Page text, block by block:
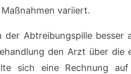
variiert.
der Abtreibungspille
den Arzt über die
sich eine Rechnung